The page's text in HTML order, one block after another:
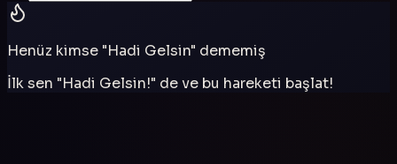
Henüz kimse "Hadi Gelsin" dememiş
İlk sen "Hadi Gelsin!" de ve bu hareketi başlat!